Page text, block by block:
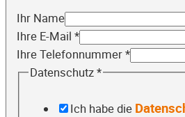
Ihr Name
Ihre E-Mail *
Ihre Telefonnummer*
Datenschutz*
Ich habe die